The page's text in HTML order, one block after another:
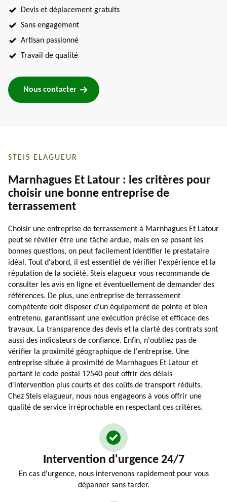
Devis et déplacement gratuits
Sans engagement
Artisan passionné
Travail de qualité
Nous contacter
STEIS ELAGUEUR
Marnhagues Et Latour : les critères pour
choisir une bonne entreprise de
terrassement
Choisir une entreprise de terrassement à Marnhagues Et Latour
peut se révéler être une tâche ardue, mais en se posant les
bonnes questions, on peut facilement identifier le prestataire
idéal. Tout d'abord, il est essentiel de vérifier l'expérience et la
réputation de la société. Steis elagueur vous recommande de
consulter les avis en ligne et éventuellement de demander des
références. De plus, une entreprise de terrassement
compétente doit disposer d'un équipement de pointe et bien
entretenu, garantissant une exécution précise et efficace des
travaux. La transparence des devis et la clarté des contrats sont
aussi des indicateurs de confiance. Enfin, n'oubliez pas de
vérifier la proximité géographique de l'entreprise. Une
entreprise située à proximité de Marnhagues Et Latour et
portant le code postal 12540 peut offrir des délais
d'intervention plus courts et des coûts de transport réduits.
Chez Steis elagueur, nous nous engageons à vous offrir une
qualité de service irréprochable en respectant ces critères.
Intervention d'urgence 24/7
En cas d'urgence, nous intervenons rapidement pour vous
dépanner sans tarder.